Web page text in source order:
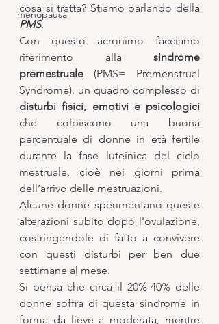
menopausa
PMS.
Con questo acronimo facciamo
riferimento alla sindrome
premestruale (PMS= Premenstrual
disturbi fisici, emotivi e psicologici
che colpiscono una buona
percentuale di donne in età fertile
durante la fase luteinica del ciclo
mestruale, cioè nei giorni prima
dell’arrivo delle mestruazioni.
Alcune donne sperimentano queste
alterazioni subito dopo l'ovulazione,
costringendole di fatto a convivere
con questi disturbi per ben due
settimane al mese.
Si pensa che circa il 20%-40% delle
donne soffra di questa sindrome in
forma da lieve a moderata, mentre